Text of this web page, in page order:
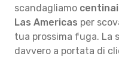
scandagliamo
Las Americas per
tua prossima fuga. La
davvero a portata di